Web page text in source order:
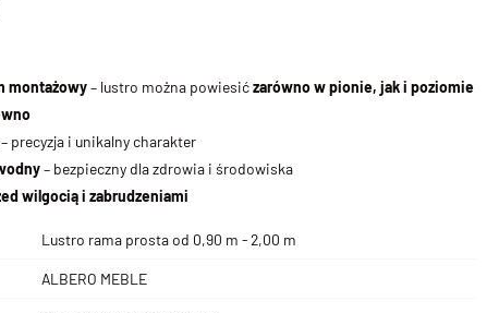
montażowy– lustro można powiesićzarówno w pionie, jak i poziomie
– precyzja i unikalny charakter
– bezpieczny dla zdrowia i środowiska
wilgocią i zabrudzeniami
Lustro rama prosta od 0,90 m - 2,00 m
ALBERO MEBLE